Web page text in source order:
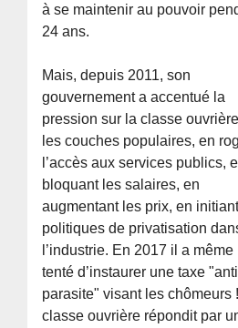
à se maintenir au pouvoir
24 ans.
Mais, depuis 2011, son
gouvernement a accentué la
pression sur la classe
les couches populaires, en
l’accès aux services publics,
bloquant les salaires, en
augmentant les prix, en
politiques de privatisation
l’industrie. En 2017 il a même
tenté d’instaurer une taxe
parasite" visant les chômeurs
classe ouvrière répondit par